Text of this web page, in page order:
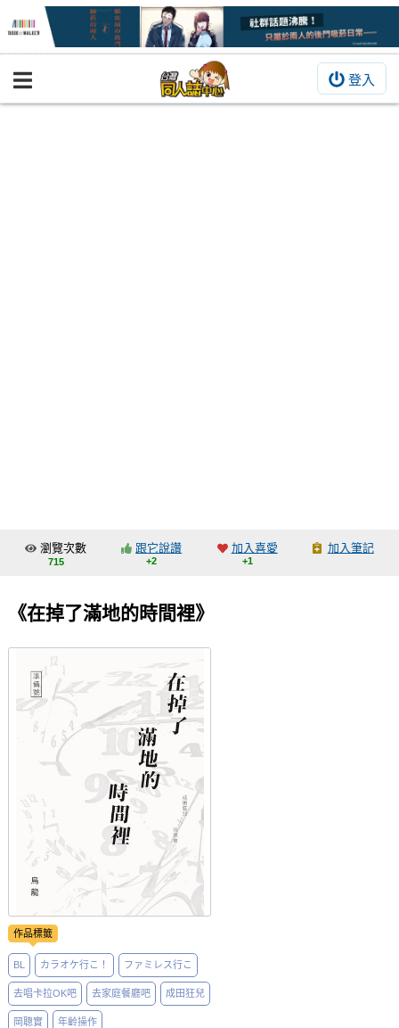
登入
BOOKY書集倉庫
交流中心
會員功能選單
會員中心
註冊會員
登入
瀏覽次數
715
跟它說讚
+2
加入喜愛
+1
加入筆記
《在掉了滿地的時間裡》
作品標籤
BL カラオケ行こ！ ファミレス行こ
去唱卡拉OK吧 去家庭餐廳吧 成田狂兒
岡聰實 年齡操作